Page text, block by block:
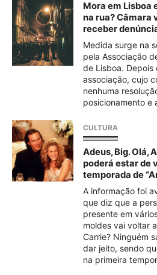
Mora em Lisboa
na rua? Câmara
receber
Medida surge na
pela Associação
de Lisboa. Depois
associação, cujo
nenhuma
posicionamento e
CULTURA
Adeus, Big. Olá,
poderá estar de
temporada de
A informação foi
que diz que a
presente em
moldes vai voltar
Carrie? Ninguém
dar jeito, sendo
na primeira